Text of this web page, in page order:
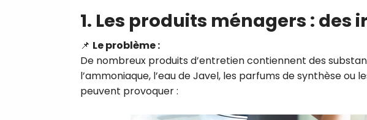
1. Les produits ménagers :
📌 Le problème :
De nombreux produits d’entretien contiennent des
l’ammoniaque, l’eau de Javel, les parfums de synthèse ou
peuvent provoquer :